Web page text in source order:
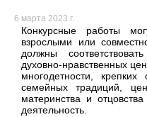
6 марта 2023 г.
Конкурсные работы
взрослыми или
должны
духовно-нравственных
многодетности,
семейных традиций,
материнства и
деятельность.